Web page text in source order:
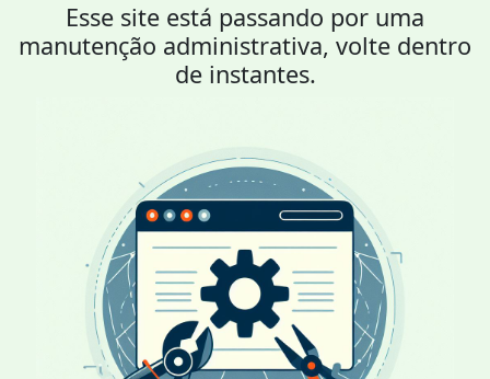
Esse site está passando por uma
manutenção administrativa, volte dentro
de instantes.